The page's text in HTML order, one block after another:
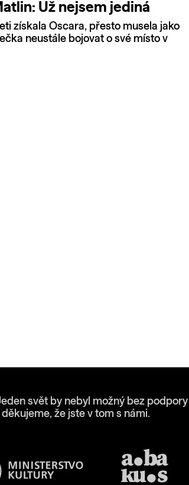
Už nejsem jediná
získala Oscara, přesto musela jako
neustále bojovat o své místo v
svět by nebyl možný bez
děkujeme, že jste v tom s námi.